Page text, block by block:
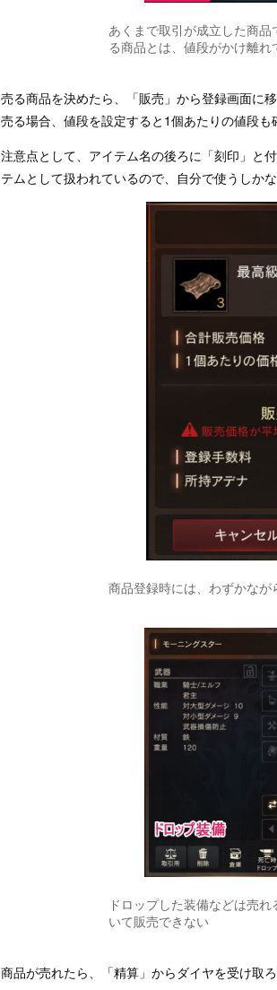
あくまで取引が成立した商
る商品とは、値段がかけ離れ
売る商品を決めたら、「販売」から登録画面に
売る場合、値段を設定すると1個あたりの値段も
注意点として、アイテム名の後ろに「刻印」と
テムとして扱われているので、自分で使うしかな
商品登録時には、わずかな
ドロップした装備などは売
いて販売できない
商品が売れたら、「精算」からダイヤを受け取